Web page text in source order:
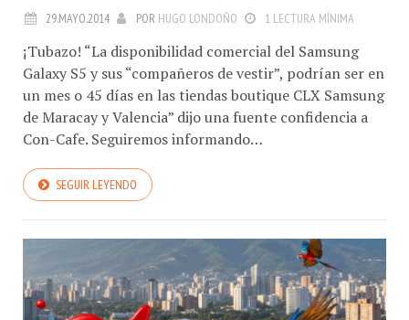
29.MAYO.2014 POR HUGO LONDOÑO 1 LECTURA MÍNIMA
¡Tubazo! “La disponibilidad comercial del Samsung
Galaxy S5 y sus “compañeros de vestir”, podrían ser en
un mes o 45 días en las tiendas boutique CLX Samsung
de Maracay y Valencia” dijo una fuente confidencia a
Con-Cafe. Seguiremos informando…
SEGUIR LEYENDO